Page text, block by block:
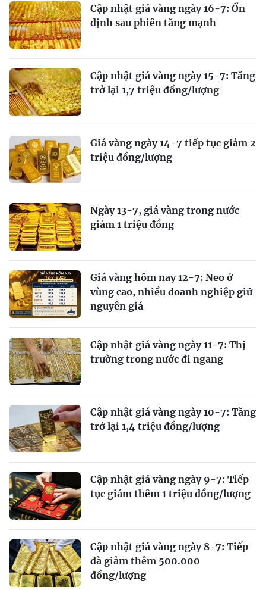
Cập nhật giá vàng ngày 16-7: Ổn
định sau phiên tăng mạnh
Cập nhật giá vàng ngày 15-7: Tăng
trở lại 1,7 triệu đồng/lượng
Giá vàng ngày 14-7 tiếp tục giảm 2
triệu đồng/lượng
Ngày 13-7, giá vàng trong nước
giảm 1 triệu đồng
Giá vàng hôm nay 12-7: Neo ở
vùng cao, nhiều doanh nghiệp giữ
nguyên giá
Cập nhật giá vàng ngày 11-7: Thị
trường trong nước đi ngang
Cập nhật giá vàng ngày 10-7: Tăng
trở lại 1,4 triệu đồng/lượng
Cập nhật giá vàng ngày 9-7: Tiếp
tục giảm thêm 1 triệu đồng/lượng
Cập nhật giá vàng ngày 8-7: Tiếp
đà giảm thêm 500.000
đồng/lượng